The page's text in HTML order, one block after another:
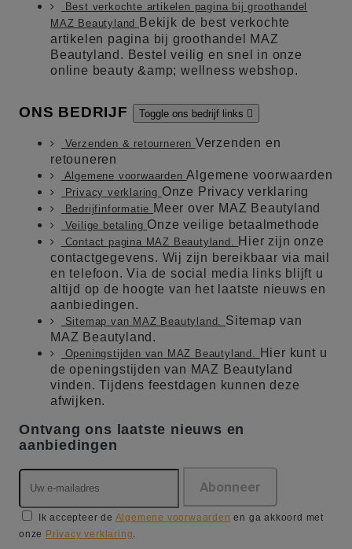
Best verkochte artikelen pagina bij groothandel
MAZ Beautyland
Bekijk de best verkochte
artikelen pagina bij groothandel MAZ
Beautyland. Bestel veilig en snel in onze
online beauty &amp; wellness webshop.
ONS BEDRIJF Toggle ons bedrijf links 
Verzenden & retourneren Verzenden en
retouneren
Algemene voorwaardenAlgemene voorwaarden
Privacy verklaring Onze Privacy verklaring
Bedrijfinformatie Meer over MAZ Beautyland
Veilige betaling Onze veilige betaalmethode
Contact pagina MAZ Beautyland. Hier zijn onze
contactgegevens. Wij zijn bereikbaar via mail
en telefoon. Via de social media links blijft u
altijd op de hoogte van het laatste nieuws en
aanbiedingen.
Sitemap van MAZ Beautyland. Sitemap van
MAZ Beautyland.
Openingstijden van MAZ Beautyland.
Hier kunt u
de openingstijden van MAZ Beautyland
vinden. Tijdens feestdagen kunnen deze
afwijken.
Ontvang ons laatste nieuws en
aanbiedingen
Ik accepteer de Algemene voorwaarden en ga akkoord met
onze Privacy verklaring